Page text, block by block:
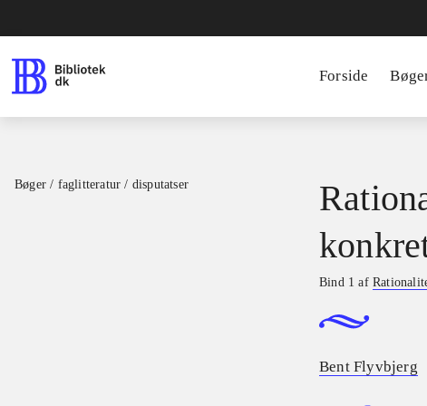
Forside
Bøger / faglitteratur / disputatser
Bind 1 af
Bent Flyvbjerg